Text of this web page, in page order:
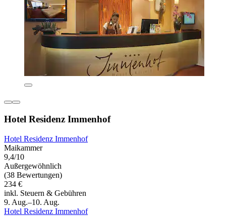
Hotel Residenz Immenhof
Hotel Residenz Immenhof
Maikammer
9,4/10
Außergewöhnlich
(38 Bewertungen)
234 €
inkl. Steuern & Gebühren
9. Aug.–10. Aug.
Hotel Residenz Immenhof